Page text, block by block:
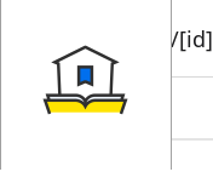
book/rent/[id]